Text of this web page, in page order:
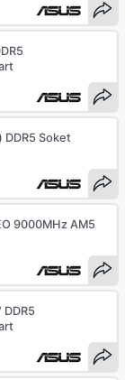
DDR5 Soket
9000MHz AM5
DDR5